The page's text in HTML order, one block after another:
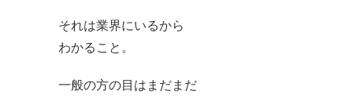
それは業界にいるから
わかること。
一般の方の目はまだまだ